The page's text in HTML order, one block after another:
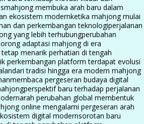
mahjong membuka arah baru dalam
ekosistem modernketika mahjong mulai
dan perkembangan teknologiperjalanan
yang lebih terhubungperubahan
adaptasi mahjong di era
menarik perhatian di tengah
perkembangan platform terdapat evolusi
dari tradisi hingga era modern mahjong
membaca pergeseran budaya digital
perspektif baru terhadap perjalanan
arah perubahan global membentuk
online mengalami pergeseran arah
digital modernsorotan baru